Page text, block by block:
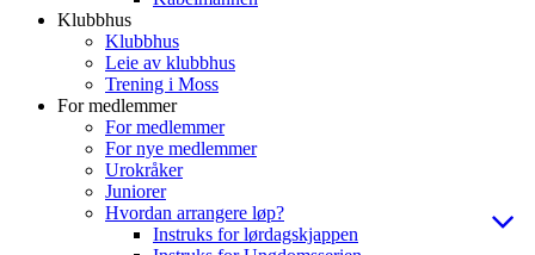
Klubbhus
Klubbhus
Leie av klubbhus
Trening i Moss
For medlemmer
For medlemmer
For nye medlemmer
Urokråker
Juniorer
Hvordan arrangere løp?
Instruks for lørdagskjappen